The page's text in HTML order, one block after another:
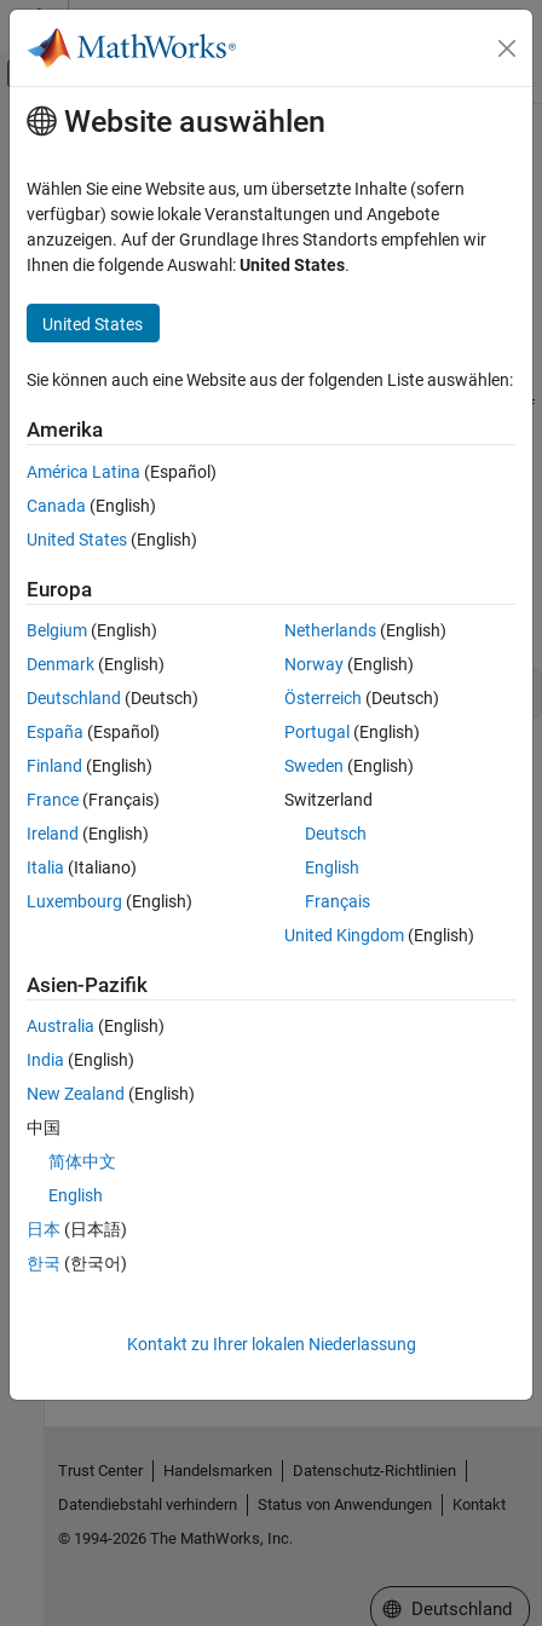
Weiter zum Inhalt
Umschaltung für Off-Canvas-
Startseite der Dokumentation
Curve Fitting Toolbox
Splines
Spline Construction
Curve Fitting Toolbox
Spline Postprocessing
titanium
ON THIS PAGE
Syntax
References
Hauptinhalt
titanium
Titanium test data
Syntax
[x,y] = titanium
returns measurements of a certain property of
titanium as a function of temperature. Since their use in
hard to fit by classical techniques and have a significant amount
of noise.
The plot of the data shown below is generated by the following
commands:
References
[1] C. de Boor and J. R. Rice. "Least squares cubic spline
approximation II - Variable knots." CSD TR 21, Comp.Sci., Purdue
Website auswählen
Wählen Sie eine Website aus, um übersetzte Inhalte (sofern
verfügbar) sowie lokale Veranstaltungen und Angebote
anzuzeigen. Auf der Grundlage Ihres Standorts empfehlen wir
Ihnen die folgende Auswahl:United States.
United States
Sie können auch eine Website aus der folgenden Liste auswählen:
Amerika
América Latina (Español)
Canada (English)
United States (English)
Europa
Belgium (English)
Denmark (English)
Deutschland (Deutsch)
España (Español)
Finland (English)
France (Français)
Ireland (English)
Italia (Italiano)
Luxembourg (English)
Netherlands(English)
Norway(English)
Österreich (Deutsch)
Portugal (English)
Sweden (English)
Switzerland
Deutsch
English
Français
United Kingdom(English)
Asien-Pazifik
Australia (English)
India (English)
New Zealand (English)
中国
简体中文
English
日本 (日本語)
한국 (한국어)
Kontakt zu Ihrer lokalen Niederlassung
Trust Center Handelsmarken
Datenschutz-Richtlinien
Datendiebstahl verhindern
Status von Anwendungen
Kontakt
© 1994-2026 The MathWorks, Inc.
Website auswählen
Deutschland